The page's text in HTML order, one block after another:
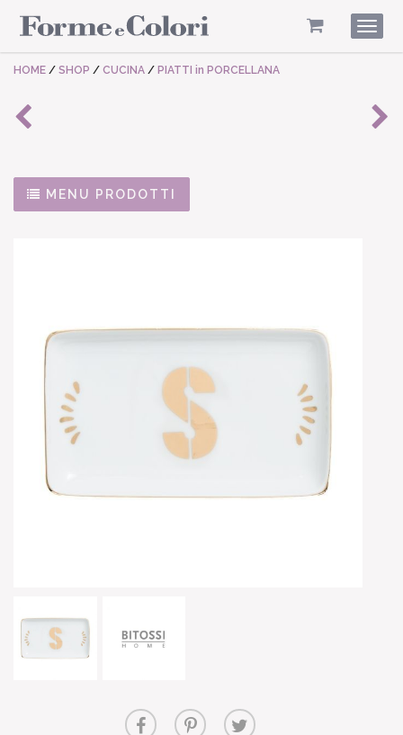
HOME / SHOP / CUCINA / PIATTI in PORCELLANA
MENU PRODOTTI